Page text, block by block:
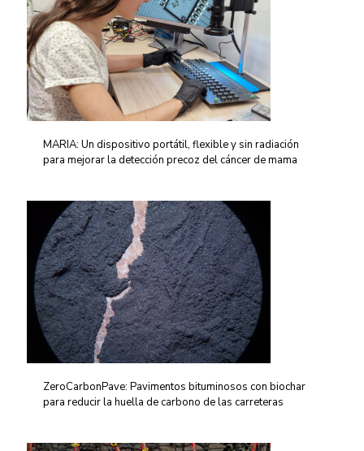
MARIA: Un dispositivo portátil, flexible y sin radiación
para mejorar la detección precoz del cáncer de mama
ZeroCarbonPave: Pavimentos bituminosos con biochar
para reducir la huella de carbono de las carreteras